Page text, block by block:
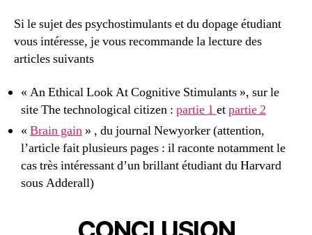
Si le sujet des psychostimulants et du dopage étudiant
vous intéresse, je vous recommande la lecture des
articles suivants
« An Ethical Look At Cognitive Stimulants », sur le
site The technological citizen : partie 1 etpartie 2
« Brain gain » , du journal Newyorker (attention,
l’article fait plusieurs pages : il raconte notamment le
cas très intéressant d’un brillant étudiant du Harvard
sous Adderall)